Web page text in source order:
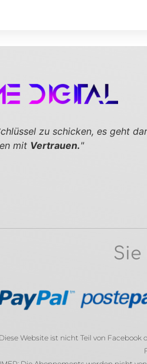
zu schicken, es geht
mit Vertrauen."
Website ist nicht Teil von